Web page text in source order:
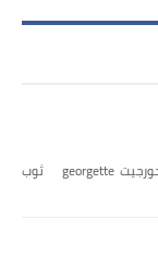
أسماء بعض الأثواب والأقمشة : ثوب جورجيت georgette ثوب